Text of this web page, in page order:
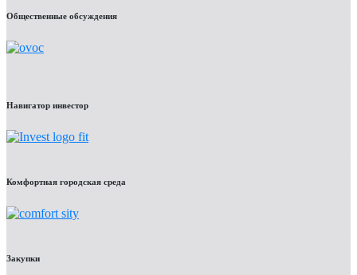
Общественные обсуждения
Навигатор инвестор
Комфортная городская среда
Закупки